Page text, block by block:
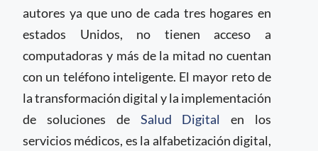
autores ya que uno de cada tres hogares en
estados Unidos, no tienen acceso a
computadoras y más de la mitad no cuentan
con un teléfono inteligente. El mayor reto de
la transformación digital y la implementación
de soluciones de Salud Digital
en los
servicios médicos, es la alfabetización digital,